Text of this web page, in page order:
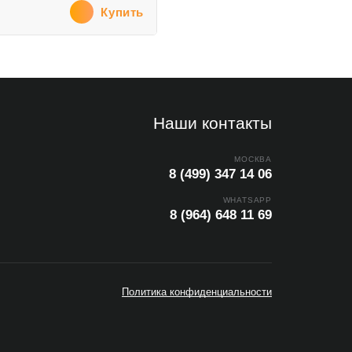
Купить
Наши контакты
МОСКВА
8 (499) 347 14 06
WHATSAPP
8 (964) 648 11 69
Политика конфиденциальности